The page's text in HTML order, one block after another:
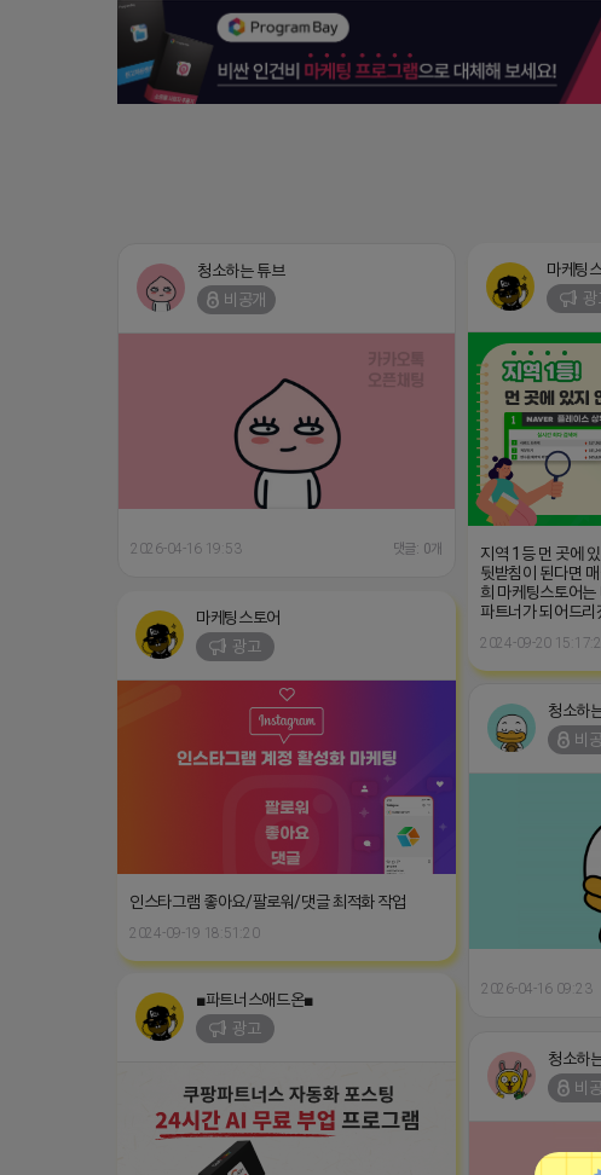
청소하는 튜브
비공개
2026-04-16 19:53 댓글: 0개
마케팅
광
지역 1등 먼 곳에
뒷받침이 된다면
희 마케팅스토어는
파트너가 되어드리
2024-09-20
마케팅스토어
광고
인스타그램 좋아요/팔로워/댓글 최적화 작업
2024-09-19 18:51:20
청소하
비
2026-04-16 09:23
■파트너스애드온■
광고
청소하
비